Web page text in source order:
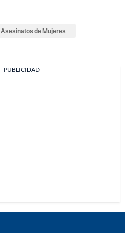
Asesinatos de Mujeres
PUBLICIDAD